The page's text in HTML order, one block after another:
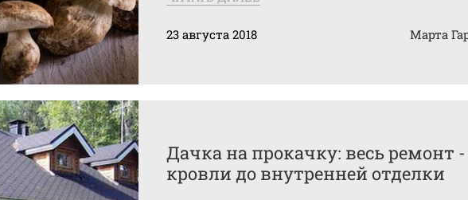
23 августа 2018 Марта
Дачка на прокачку: весь ремонт -
кровли до внутренней отделки